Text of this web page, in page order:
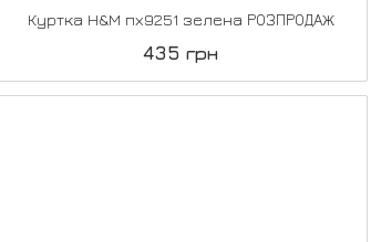
Куртка H&M пх9251 зелена РОЗПРОДАЖ
435 грн